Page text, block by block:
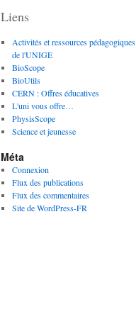
Liens
Activités et ressources pédagogiques
de l'UNIGE
BioScope
BioUtils
CERN : Offres éducatives
L'uni vous offre…
PhysisScope
Science et jeunesse
Méta
Connexion
Flux des publications
Flux des commentaires
Site de WordPress-FR